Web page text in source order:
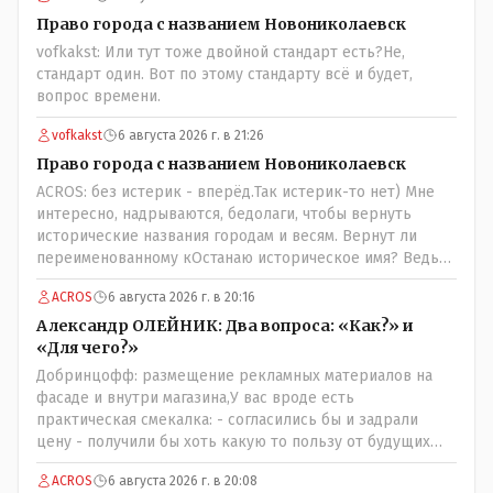
Право города с названием Новониколаевск
vofkakst: Или тут тоже двойной стандарт есть?Не,
стандарт один. Вот по этому стандарту всё и будет,
вопрос времени.
vofkakst 6 августа 2026 г. в 21:26
Право города с названием Новониколаевск
ACROS: без истерик - вперёд.Так истерик-то нет) Мне
интересно, надрываются, бедолаги, чтобы вернуть
исторические названия городам и весям. Вернут ли
переименованному кОстанаю историческое имя? Ведь
для этого же эти она.. ономасты существуют)) Или тут
тоже двойной стандарт есть?
ACROS 6 августа 2026 г. в 20:16
Александр ОЛЕЙНИК: Два вопроса: «Как?» и
«Для чего?»
Добринцофф: размещение рекламных материалов на
фасаде и внутри магазина,У вас вроде есть
практическая смекалка: - согласились бы и задрали
цену - получили бы хоть какую то пользу от будущих
депутатов, как говориться- с паршивой овцы хоть
шерсти клок, тем более эта тётенька платила бы не со
ACROS 6 августа 2026 г. в 20:08